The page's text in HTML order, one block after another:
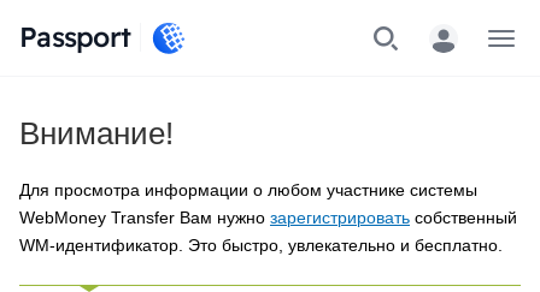
Passport
Внимание!
Для просмотра информации о любом участнике системы
WebMoney Transfer Вам нужно зарегистрировать собственный
WM-идентификатор. Это быстро, увлекательно и бесплатно.